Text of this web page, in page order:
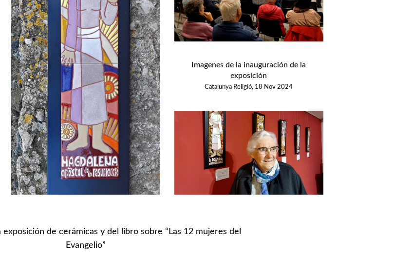
Imagenes de la inauguración de la
exposición
Catalunya Religió, 18 Nov 2024
exposición de cerámicas y del libro sobre “Las 12 mujeres del
Evangelio”